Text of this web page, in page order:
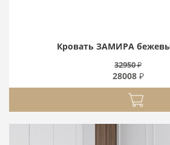
Кровать ЗАМИРА
32950 ₽
28008 ₽